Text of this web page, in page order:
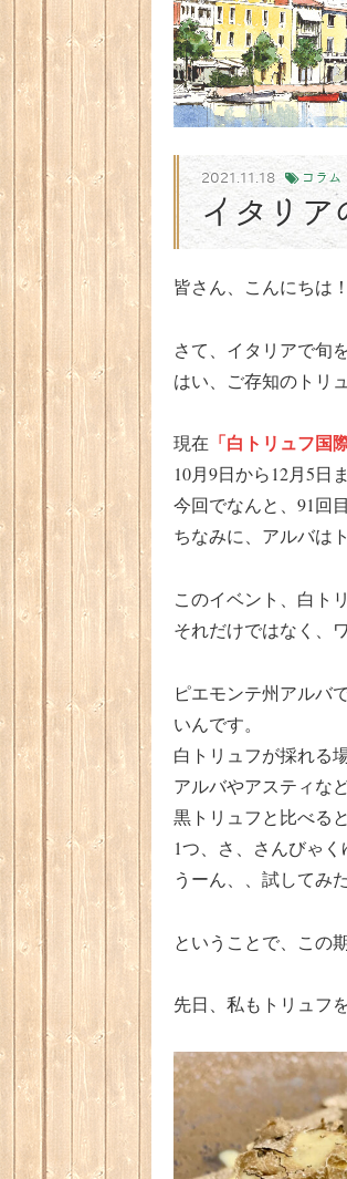
2021.11.18 コラム
イタリア
皆さん、こんにちは！
さて、イタリアで旬
はい、ご存知のトリ
現在 「白トリュフ国
10月9日から12月5日
今回でなんと、91回
ちなみに、アルバは
このイベント、白ト
それだけではなく、
ピエモンテ州アルバ
いんです。
白トリュフが採れる
アルバやアスティな
黒トリュフと比べる
1つ、さ、さんびゃ
うーん、、試してみ
ということで、この
先日、私もトリュフ